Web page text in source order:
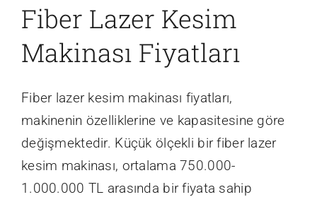
Fiber Lazer Kesim
Makinası Fiyatları
Fiber lazer kesim makinası fiyatları,
makinenin özelliklerine ve kapasitesine göre
değişmektedir. Küçük ölçekli bir fiber lazer
kesim makinası, ortalama 750.000-
1.000.000 TL arasında bir fiyata sahip